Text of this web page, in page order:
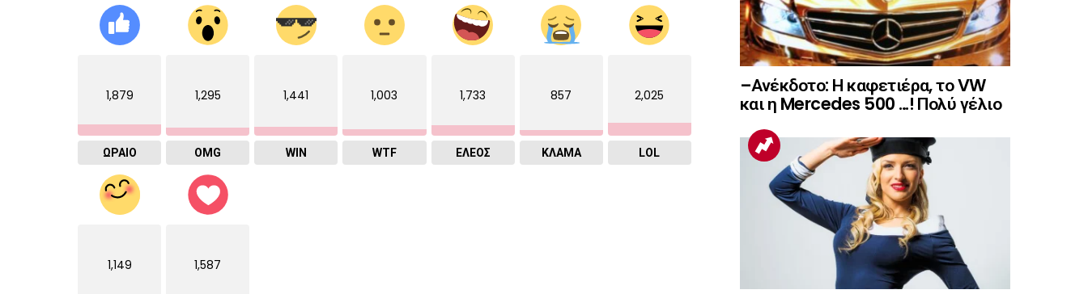
1,879
ΩΡΑΙΟ
1,295
OMG
1,441
WIN
1,003
WTF
1,733
ΕΛΕΟΣ
857
ΚΛΑΜΑ
2,025
LOL
1,149 1,587
–Ανέκδοτο: Η καφετιέρα, το VW
και η Mercedes 500 …! Πολύ γέλιο